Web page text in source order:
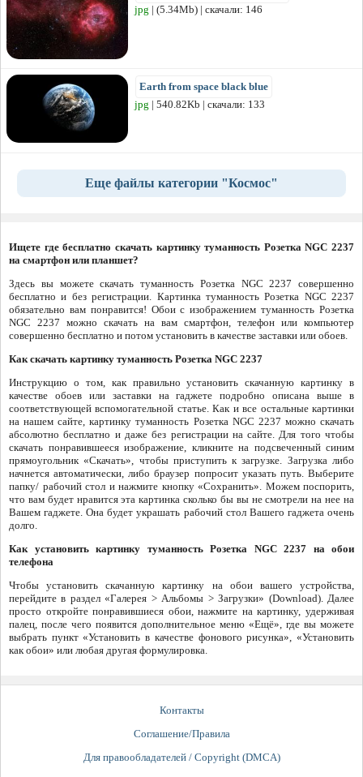
jpg | (5.34Mb) | скачали: 146
Earth from space black blue
jpg | 540.82Kb | скачали: 133
Еще файлы категории "Космос"
Ищете где бесплатно скачать картинку туманность Розетка NGC 2237
на смартфон или планшет?
Здесь вы можете скачать туманность Розетка NGC 2237 совершенно
бесплатно и без регистрации. Картинка туманность Розетка NGC 2237
обязательно вам понравится! Обои с изображением туманность Розетка
NGC 2237 можно скачать на вам смартфон, телефон или компьютер
совершенно бесплатно и потом установить в качестве заставки или обоев.
Как скачать картинку туманность Розетка NGC 2237
Инструкцию о том, как правильно установить скачанную картинку в
качестве обоев или заставки на гаджете подробно описана выше в
соответствующей вспомогательной статье. Как и все остальные картинки
на нашем сайте, картинку туманность Розетка NGC 2237 можно скачать
абсолютно бесплатно и даже без регистрации на сайте. Для того чтобы
скачать понравившееся изображение, кликните на подсвеченный синим
прямоугольник «Скачать», чтобы приступить к загрузке. Загрузка либо
начнется автоматически, либо браузер попросит указать путь. Выберите
папку/ рабочий стол и нажмите кнопку «Сохранить». Можем поспорить,
что вам будет нравится эта картинка сколько бы вы не смотрели на нее на
Вашем гаджете. Она будет украшать рабочий стол Вашего гаджета очень
долго.
Как установить картинку туманность Розетка NGC 2237 на обои
телефона
Чтобы установить скачанную картинку на обои вашего устройства,
перейдите в раздел «Галерея > Альбомы > Загрузки» (Download). Далее
просто откройте понравившиеся обои, нажмите на картинку, удерживая
палец, после чего появится дополнительное меню «Ещё», где вы можете
выбрать пункт «Установить в качестве фонового рисунка», «Установить
как обои» или любая другая формулировка.
Контакты
Соглашение/Правила
Для правообладателей / Copyright (DMCA)